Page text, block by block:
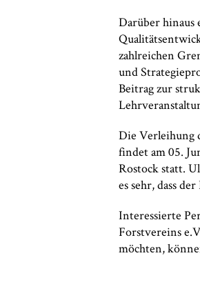
Darüber hinaus
zahlreichen
und
Beitrag zur
Die Verleihung
findet am 05.
Rostock statt.
es sehr, dass
Interessierte
Forstvereins
möchten,